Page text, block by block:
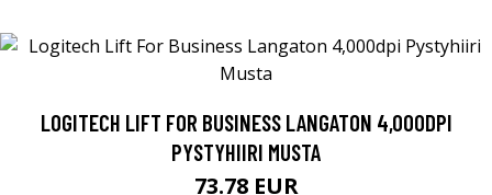
LOGITECH LIFT FOR BUSINESS LANGATON 4,000DPI
PYSTYHIIRI MUSTA
73.78 EUR